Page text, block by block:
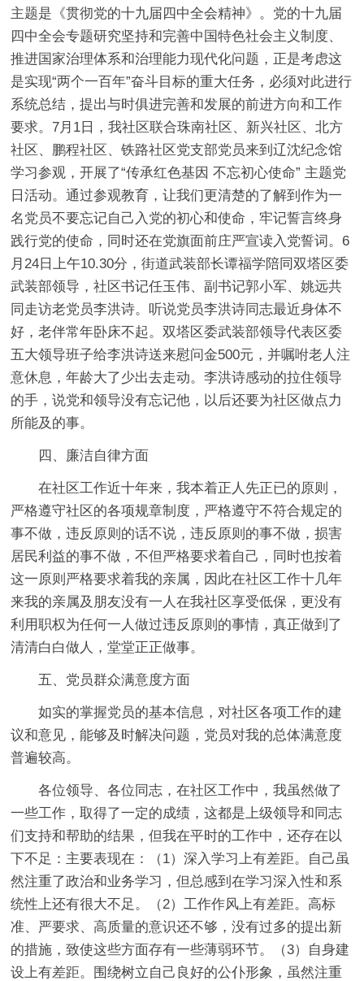
主题是《贯彻党的十九届四中全会精神》。党的十九届
四中全会专题研究坚持和完善中国特色社会主义制度、
推进国家治理体系和治理能力现代化问题，正是考虑这
是实现“两个一百年”奋斗目标的重大任务，必须对此进行
系统总结，提出与时俱进完善和发展的前进方向和工作
要求。7月1日，我社区联合珠南社区、新兴社区、北方
社区、鹏程社区、铁路社区党支部党员来到辽沈纪念馆
学习参观，开展了“传承红色基因 不忘初心使命” 主题党
日活动。通过参观教育，让我们更清楚的了解到作为一
名党员不要忘记自己入党的初心和使命，牢记誓言终身
践行党的使命，同时还在党旗面前庄严宣读入党誓词。6
月24日上午10.30分，街道武装部长谭福学陪同双塔区委
武装部领导，社区书记任玉伟、副书记郭小军、姚远共
同走访老党员李洪诗。听说党员李洪诗同志最近身体不
好，老伴常年卧床不起。双塔区委武装部领导代表区委
五大领导班子给李洪诗送来慰问金500元，并嘱咐老人注
意休息，年龄大了少出去走动。李洪诗感动的拉住领导
的手，说党和领导没有忘记他，以后还要为社区做点力
所能及的事。
四、廉洁自律方面
在社区工作近十年来，我本着正人先正已的原则，
严格遵守社区的各项规章制度，严格遵守不符合规定的
事不做，违反原则的话不说，违反原则的事不做，损害
居民利益的事不做，不但严格要求着自己，同时也按着
这一原则严格要求着我的亲属，因此在社区工作十几年
来我的亲属及朋友没有一人在我社区享受低保，更没有
利用职权为任何一人做过违反原则的事情，真正做到了
清清白白做人，堂堂正正做事。
五、党员群众满意度方面
如实的掌握党员的基本信息，对社区各项工作的建
议和意见，能够及时解决问题，党员对我的总体满意度
普遍较高。
各位领导、各位同志，在社区工作中，我虽然做了
一些工作，取得了一定的成绩，这都是上级领导和同志
们支持和帮助的结果，但我在平时的工作中，还存在以
下不足：主要表现在：（1）深入学习上有差距。自己虽
然注重了政治和业务学习，但总感到在学习深入性和系
统性上还有很大不足。（2）工作作风上有差距。高标
准、严要求、高质量的意识还不够，没有过多的提出新
的措施，致使这些方面存有一些薄弱环节。（3）自身建
设上有差距。围绕树立自己良好的公仆形象，虽然注重